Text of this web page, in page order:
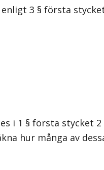
3 § första
1 § första stycket 2
hur många av